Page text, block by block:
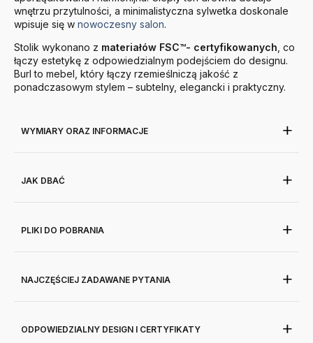
wnętrzu przytulności, a minimalistyczna sylwetka doskonale
wpisuje się w nowoczesny salon.
Stolik wykonano z materiałów FSC™- certyfikowanych , co
łączy estetykę z odpowiedzialnym podejściem do designu.
Burl to mebel, który łączy rzemieślniczą jakość z
ponadczasowym stylem – subtelny, elegancki i praktyczny.
WYMIARY ORAZ INFORMACJE
JAK DBAĆ
PLIKI DO POBRANIA
NAJCZĘŚCIEJ ZADAWANE PYTANIA
ODPOWIEDZIALNY DESIGN I CERTYFIKATY